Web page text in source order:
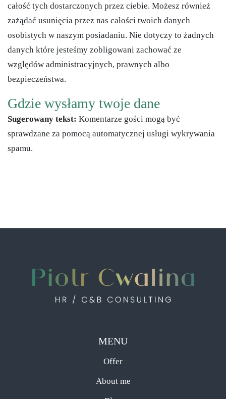
całość tych dostarczonych przez ciebie. Możesz również
zażądać usunięcia przez nas całości twoich danych
osobistych w naszym posiadaniu. Nie dotyczy to żadnych
danych które jesteśmy zobligowani zachować ze
względów administracyjnych, prawnych albo
bezpieczeństwa.
Gdzie wysłamy twoje dane
Sugerowany tekst: Komentarze gości mogą być
sprawdzane za pomocą automatycznej usługi wykrywania
spamu.
MENU
Offer
About me